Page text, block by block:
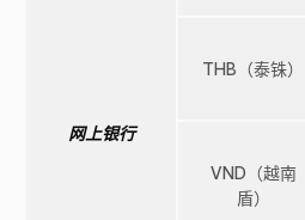
网上银行
THB（泰铢）
VND（越南
盾）